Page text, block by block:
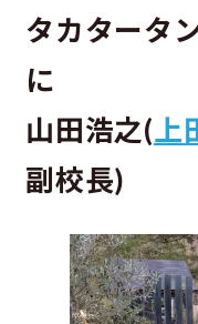
タカタータ
に
山田浩之(上
副校長)